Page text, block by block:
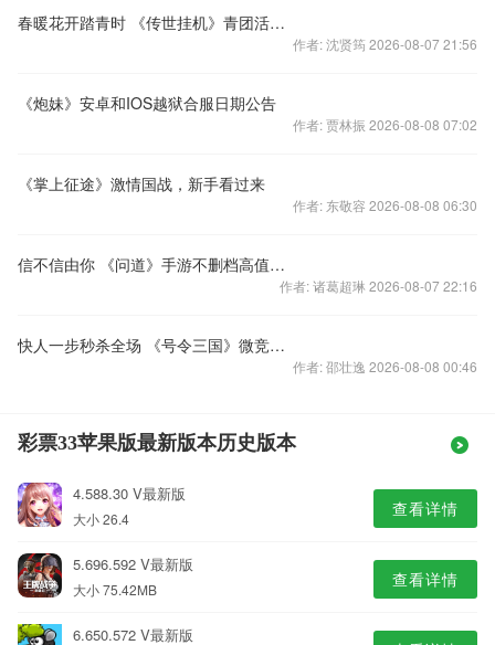
春暖花开踏青时 《传世挂机》青团活动上线
作者: 沈贤筠 2026-08-07 21:56
《炮妹》安卓和IOS越狱合服日期公告
作者: 贾林振 2026-08-08 07:02
《掌上征途》激情国战，新手看过来
作者: 东敬容 2026-08-08 06:30
信不信由你 《问道》手游不删档高值礼包大放送
作者: 诸葛超琳 2026-08-07 22:16
快人一步秒杀全场 《号令三国》微竞技超快感
作者: 邵壮逸 2026-08-08 00:46
彩票33苹果版最新版本历史版本
4.588.30 V最新版
大小 26.4 查看详情
5.696.592 V最新版
大小 75.42MB 查看详情
6.650.572 V最新版